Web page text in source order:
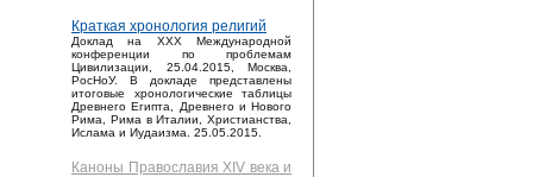
Краткая хронология религий
Доклад на XXX Международной
конференции по проблемам
Цивилизации, 25.04.2015, Москва,
РосНоУ. В докладе представлены
итоговые хронологические таблицы
Древнего Египта, Древнего и Нового
Рима, Рима в Италии, Христианства,
Ислама и Иудаизма. 25.05.2015.
Каноны Православия XIV века и